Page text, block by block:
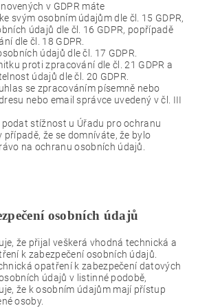
v GDPR máte
svým osobním údajům dle čl. 15 GDPR,
údajů dle čl. 16 GDPR, popřípadě
dle čl. 18 GDPR.
údajů dle čl. 17 GDPR.
proti zpracování dle čl. 21 GDPR a
údajů dle čl. 20 GDPR.
se zpracováním písemně nebo
nebo email správce uvedený v čl. III
podat stížnost u Úřadu pro ochranu
případě, že se domníváte, že bylo
na ochranu osobních údajů.
osobních údajů
že přijal veškerá vhodná technická a
k zabezpečení osobních údajů.
opatření k zabezpečení datových
údajů v listinné podobě,
že k osobním údajům mají přístup
osoby.